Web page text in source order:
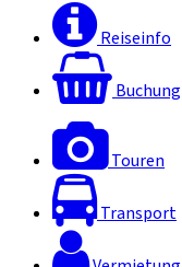
Reiseinfo
Buchung
Touren
Transport